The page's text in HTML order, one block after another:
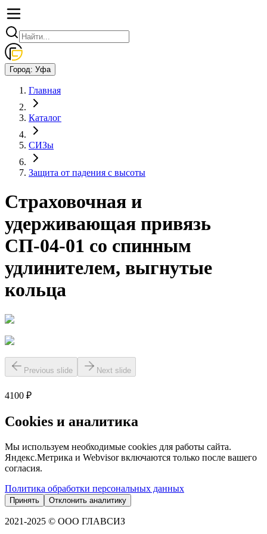
Город: Уфа
Главная
Каталог
СИЗы
Защита от падения с высоты
Страховочная и
удерживающая привязь
СП-04-01 со спинным
удлинителем, выгнутые
кольца
Previous slide Next slide
4100 ₽
Cookies и аналитика
Мы используем необходимые cookies для работы сайта.
Яндекс.Метрика и Webvisor включаются только после вашего
согласия.
Политика обработки персональных данных
Принять Отклонить аналитику
2021-2025 © ООО ГЛАВСИЗ